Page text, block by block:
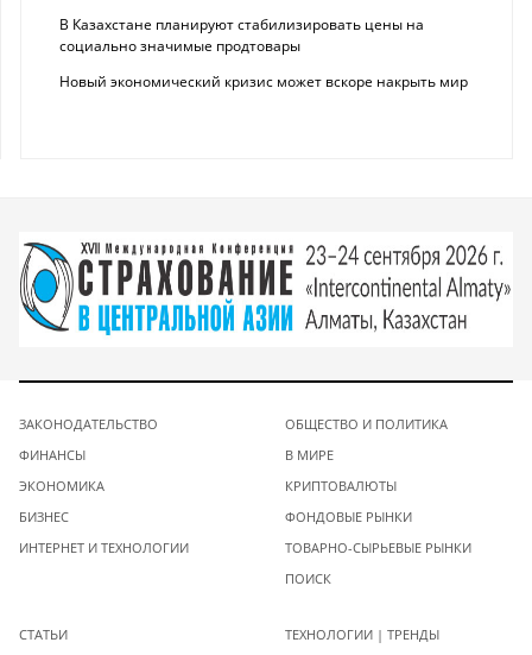
В Казахстане планируют стабилизировать цены на
социально значимые продтовары
Новый экономический кризис может вскоре накрыть мир
ЗАКОНОДАТЕЛЬСТВО
ФИНАНСЫ
ЭКОНОМИКА
БИЗНЕС
ИНТЕРНЕТ И ТЕХНОЛОГИИ
ОБЩЕСТВО И ПОЛИТИКА
В МИРЕ
КРИПТОВАЛЮТЫ
ФОНДОВЫЕ РЫНКИ
ТОВАРНО-СЫРЬЕВЫЕ РЫНКИ
ПОИСК
СТАТЬИ
ТЕХНОЛОГИИ | ТРЕНДЫ